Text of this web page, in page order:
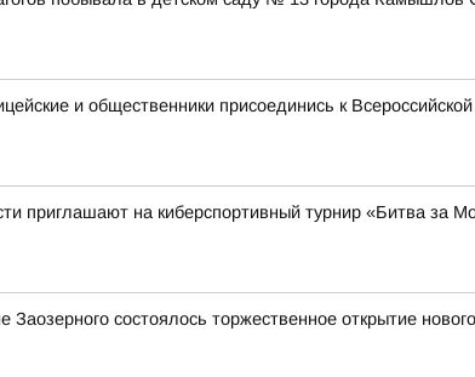
и общественники присоединись к
приглашают на киберспортивный турнир «Битва за
Заозерного состоялось торжественное открытие